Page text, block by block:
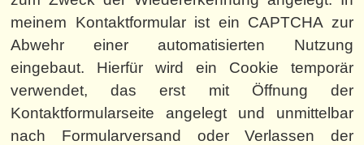
meinem Kontaktformular ist ein CAPTCHA zur
Abwehr einer automatisierten Nutzung
eingebaut. Hierfür wird ein Cookie temporär
verwendet, das erst mit Öffnung der
Kontaktformularseite angelegt und unmittelbar
nach Formularversand oder Verlassen der